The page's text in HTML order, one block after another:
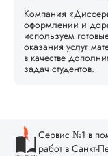
Компания
оформлении и
используем
оказания услуг
в качестве
задач студентов.
Сервис №1 в
работ в Санкт-